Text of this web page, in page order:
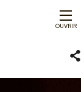
OUVRIR